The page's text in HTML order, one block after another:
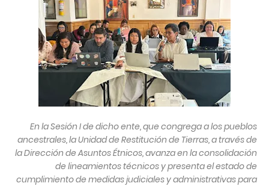
En la Sesión I de dicho ente, que congrega a los pueblos
ancestrales, la Unidad de Restitución de Tierras, a través de
la Dirección de Asuntos Étnicos, avanza en la consolidación
de lineamientos técnicos y presenta el estado de
cumplimiento de medidas judiciales y administrativas para